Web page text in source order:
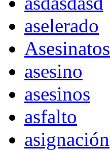
aselerado
Asesinatos
asesino
asesinos
asfalto
asignación